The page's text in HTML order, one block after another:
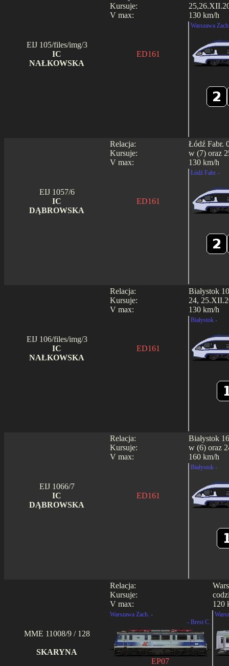
Kursuje:
V max:
130 km/h
EIJ 105/files/img/3
IC
NAŁKOWSKA
ED161
Warszawa
Relacja:
Kursuje:
V max:
Łódź Fabr.
w (7) oraz
130 km/h
EIJ 1057/6
IC
DĄBROWSKA
ED161
Łódź Fabr. -
Relacja:
Kursuje:
V max:
Białystok
24,
130 km/h
EIJ 106/files/img/3
IC
NAŁKOWSKA
ED161
Białystok -
Relacja:
Kursuje:
V max:
Białystok
w (6) oraz
160 km/h
EIJ 1066/7
IC
DĄBROWSKA
ED161
Białystok -
Relacja:
Kursuje:
V max:
120
MME 11008/9 / 128
SKARYNA
Warszawa Zach. -
- Brest C.
EP07